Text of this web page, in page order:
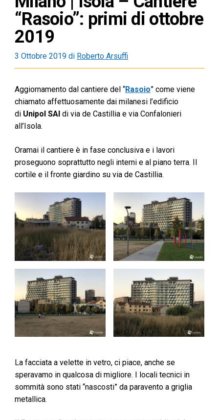
“Rasoio”: primi di ottobre
2019
3 Ottobre 2019 di Roberto Arsuffi
Aggiornamento dal cantiere del “Rasoio” come viene
chiamato affettuosamente dai milanesi l’edificio
di Unipol SAI di via de Castillia e via Confalonieri
all’Isola.
Oramai il cantiere è in fase conclusiva e i lavori
proseguono soprattutto negli interni e al piano terra. Il
cortile e il fronte giardino su via de Castillia.
La facciata a velette in vetro, ci piace, anche se
speravamo in qualcosa di migliore. I locali tecnici in
sommità sono stati “nascosti” da paravento a griglia
metallica.